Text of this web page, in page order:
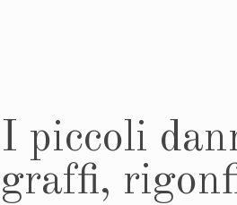
I piccoli
graffi,